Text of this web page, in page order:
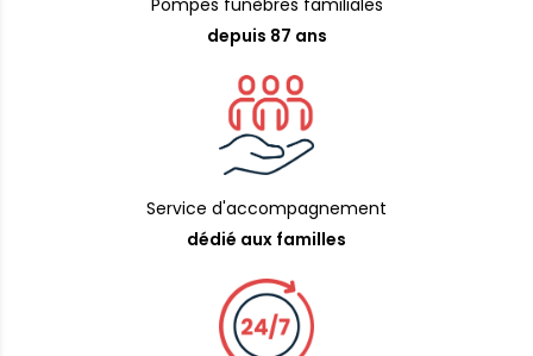
Pompes funèbres familiales
depuis 87 ans
Service d'accompagnement
dédié aux familles